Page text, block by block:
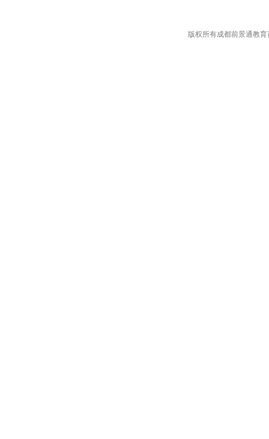
版权所有成都前景通教